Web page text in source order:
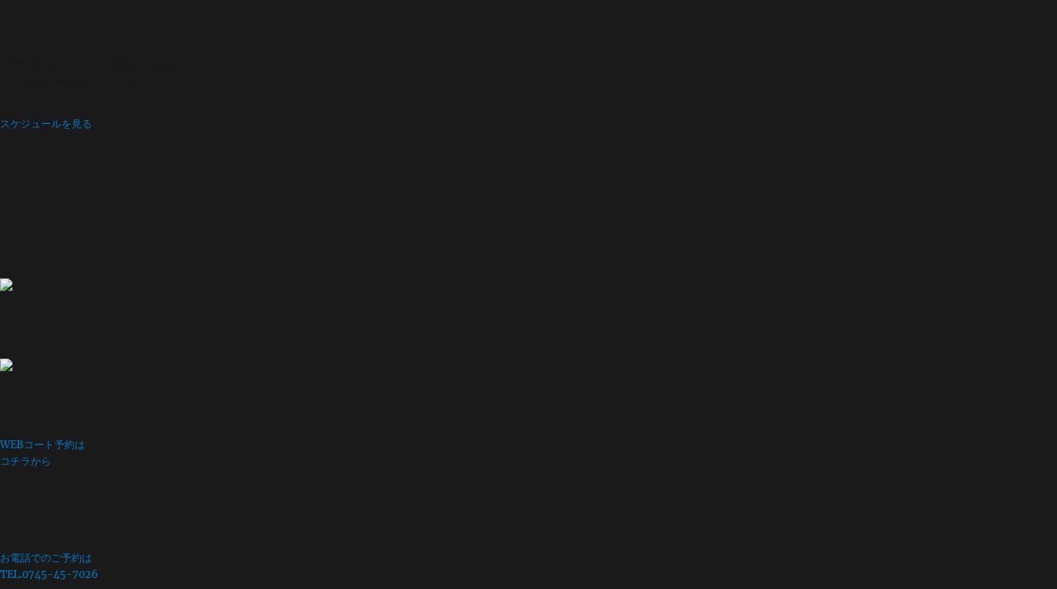
スケジュールを見る
WEBコート予約は
コチラから
お電話でのご予約は
TEL.0745-45-7026